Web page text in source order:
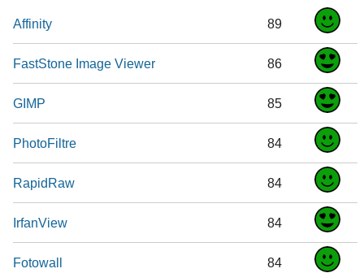
Affinity 89
FastStone Image Viewer 86
GIMP 85
PhotoFiltre 84
RapidRaw 84
IrfanView 84
Fotowall 84